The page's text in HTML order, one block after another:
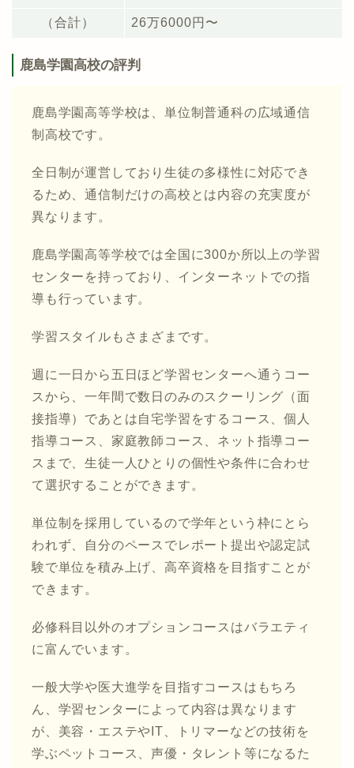
（合計） 26万6000円〜
鹿島学園高校の評判
鹿島学園高等学校は、単位制普通科の広域通信
制高校です。
全日制が運営しており生徒の多様性に対応でき
るため、通信制だけの高校とは内容の充実度が
異なります。
鹿島学園高等学校では全国に300か所以上の学習
センターを持っており、インターネットでの指
導も行っています。
学習スタイルもさまざまです。
週に一日から五日ほど学習センターへ通うコー
スから、一年間で数日のみのスクーリング（面
接指導）であとは自宅学習をするコース、個人
指導コース、家庭教師コース、ネット指導コー
スまで、生徒一人ひとりの個性や条件に合わせ
て選択することができます。
単位制を採用しているので学年という枠にとら
われず、自分のペースでレポート提出や認定試
験で単位を積み上げ、高卒資格を目指すことが
できます。
必修科目以外のオプションコースはバラエティ
に富んでいます。
一般大学や医大進学を目指すコースはもちろ
ん、学習センターによって内容は異なります
が、美容・エステやIT、トリマーなどの技術を
学ぶペットコース、声優・タレント等になるた